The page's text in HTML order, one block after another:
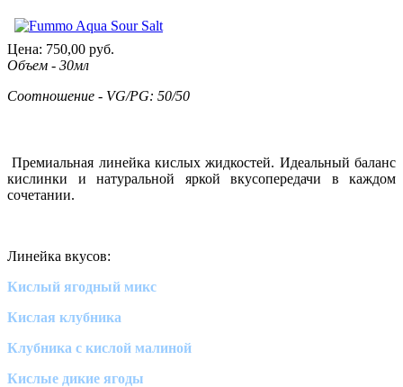
Цена: 750,00 руб.
Объем - 30мл
Соотношение - VG/PG: 50/50
Премиальная линейка кислых жидкостей. Идеальный баланс
кислинки и натуральной яркой вкусопередачи в каждом
сочетании.
Линейка вкусов:
Кислый ягодный микс
Кислая клубника
Клубника с кислой малиной
Кислые дикие ягоды